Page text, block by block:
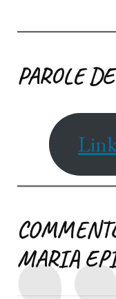
PAROLE
MARIA